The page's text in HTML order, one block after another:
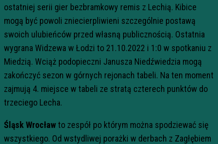
ostatniej serii gier bezbramkowy remis z Lechią. Kibice
mogą być powoli zniecierpliwieni szczególnie postawą
swoich ulubieńców przed własną publicznością. Ostatnia
wygrana Widzewa w Łodzi to 21.10.2022 i 1:0 w spotkaniu z
Miedzią. Wciąż podopieczni Janusza Niedźwiedzia mogą
zakończyć sezon w górnych rejonach tabeli. Na ten moment
zajmują 4. miejsce w tabeli ze stratą czterech punktów do
trzeciego Lecha.
Śląsk Wrocławto zespół po którym można spodziewać się
wszystkiego. Od wstydliwej porażki w derbach z Zagłębiem